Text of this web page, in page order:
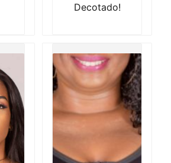
Decotado!